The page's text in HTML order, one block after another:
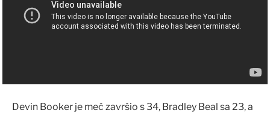
Devin Booker je meč završio s 34, Bradley Beal sa 23, a